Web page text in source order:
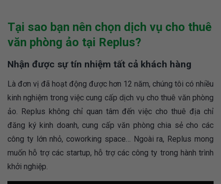
Tại sao bạn nên chọn dịch vụ cho thuê
văn phòng ảo tại Replus?
Nhận được sự tín nhiệm tất cả khách hàng
Là đơn vị đã hoạt động được hơn 12 năm, chúng tôi có nhiều
kinh nghiệm trong việc cung cấp dịch vụ cho thuê văn phòng
ảo. Replus không chỉ quan tâm đến việc cho thuê địa chỉ
đăng ký kinh doanh, cung cấp văn phòng chia sẻ cho các
công ty lớn nhỏ, coworking space… Ngoài ra, Replus mong
muốn hỗ trợ các startup, hỗ trợ các công ty trong hành trình
khởi nghiệp.